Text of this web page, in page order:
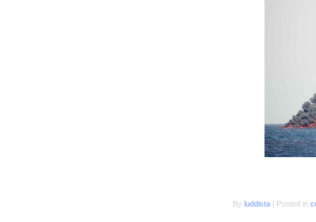
By luddista | Posted in